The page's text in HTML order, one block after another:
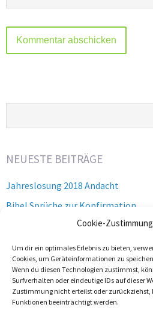
Cookie-
Um dir ein optimales Erlebnis zu bieten,
Cookies, um Geräteinformationen zu
Wenn du diesen Technologien zustimmst,
Surfverhalten oder eindeutige IDs auf dieser
Zustimmung nicht erteilst oder
Funktionen beeinträchtigt werden.
NEUESTE BEITRÄGE
Jahreslosung 2018 Andacht
Bibel Sprüche zur Konfirmation
Wahre Jüngerschaft bedeutet
Zwei Milliarden Bibeln – 2015
Gott erfahren – Gott wo bist Du?
Links:mode blog deutsch frauen